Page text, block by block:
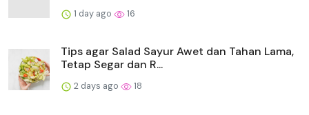
1 day ago 16
Tips agar Salad Sayur Awet dan Tahan Lama,
Tetap Segar dan R...
2 days ago 18